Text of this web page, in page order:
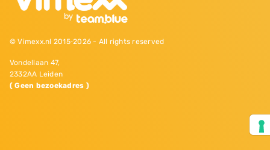
© Vimexx.nl 2015‐2026 - All rights reserved
Vondellaan 47,
2332AA Leiden
( Geen bezoekadres )